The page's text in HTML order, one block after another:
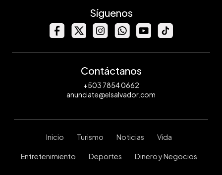
Síguenos
Contáctanos
+503 7854 0662
anunciate@elsalvador.com
Inicio Turismo Noticias Vida
Entretenimiento Deportes Dinero y Negocios